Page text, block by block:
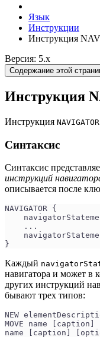
Язык
Инструкции
Инструкция
Версия: 5.x
Содержание этой
Инструкция
Инструкция NAVIGATOR
Синтаксис
Синтаксис
инструкций
описывается после
NAVIGATOR {
    ...
}
Каждый
навигатора и может в
других инструкций
бывают трех типов:
NEW
MOVE name
name [caption]